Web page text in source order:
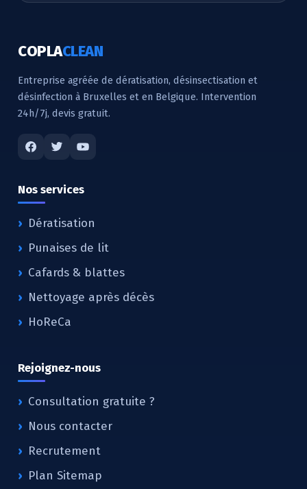
COPLACLEAN
Entreprise agréée de dératisation, désinsectisation et
désinfection à Bruxelles et en Belgique. Intervention
24h/7j, devis gratuit.
Nos services
Dératisation
Punaises de lit
Cafards & blattes
Nettoyage après décès
HoReCa
Rejoignez-nous
Consultation gratuite ?
Nous contacter
Recrutement
Plan Sitemap